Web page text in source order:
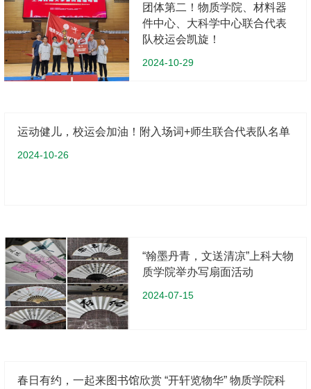
团体第二！物质学院、材料器
件中心、大科学中心联合代表
队校运会凯旋！
2024-10-29
运动健儿，校运会加油！附入场词+师生联合代表队名单
2024-10-26
“翰墨丹青，文送清凉”上科大物
质学院举办写扇面活动
2024-07-15
春日有约，一起来图书馆欣赏 “开轩览物华” 物质学院科